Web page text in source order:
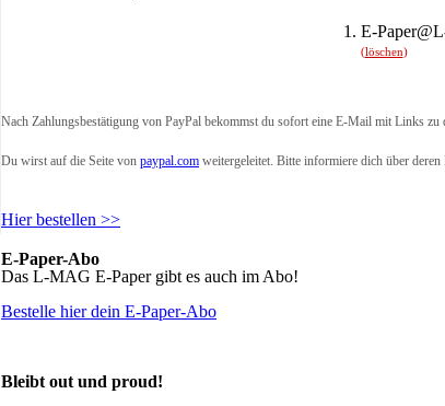
1. E-
(löschen)
Nach Zahlungsbestätigung von PayPal bekommst du sofort eine E-Mail mit Links
Du wirst auf die Seite von paypal.com weitergeleitet. Bitte informiere dich über deren
Hier bestellen >>
E-Paper-Abo
Das L-MAG E-Paper gibt es auch im Abo!
Bestelle hier dein E-Paper-Abo
Bleibt out und proud!